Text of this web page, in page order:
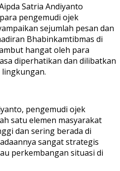
Satria Andiyanto
pengemudi ojek
sejumlah pesan dan
Bhabinkamtibmas di
hangat oleh para
diperhatikan dan dilibatkan
lingkungan.
pengemudi ojek
satu elemen masyarakat
dan sering berada di
sangat strategis
perkembangan situasi di